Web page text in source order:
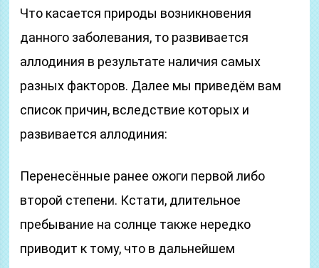
Что касается природы возникновения
данного заболевания, то развивается
аллодиния в результате наличия самых
разных факторов. Далее мы приведём вам
список причин, вследствие которых и
развивается аллодиния:
Перенесённые ранее ожоги первой либо
второй степени. Кстати, длительное
пребывание на солнце также нередко
приводит к тому, что в дальнейшем